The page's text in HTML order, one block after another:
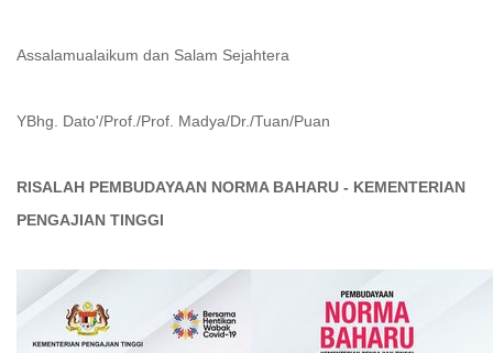
Assalamualaikum dan Salam Sejahtera
YBhg. Dato'/Prof./Prof. Madya/Dr./Tuan/Puan
RISALAH PEMBUDAYAAN NORMA BAHARU - KEMENTERIAN
PENGAJIAN TINGGI